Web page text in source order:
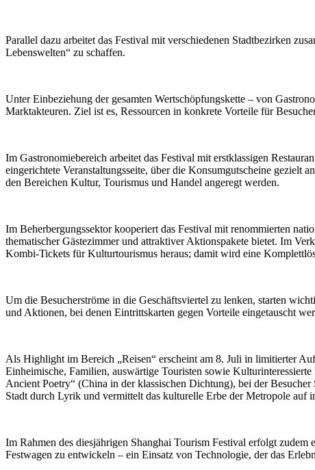
Parallel dazu arbeitet das Festival mit verschiedenen Stadtbezirken
Lebenswelten“ zu schaffen.
Unter Einbeziehung der gesamten Wertschöpfungskette – von
Marktakteuren. Ziel ist es, Ressourcen in konkrete Vorteile für
Im Gastronomiebereich arbeitet das Festival mit erstklassigen
eingerichtete Veranstaltungsseite, über die Konsumgutscheine gezielt
den Bereichen Kultur, Tourismus und Handel angeregt werden.
Im Beherbergungssektor kooperiert das Festival mit renommierten
thematischer Gästezimmer und attraktiver Aktionspakete bietet. Im
Kombi-Tickets für Kulturtourismus heraus; damit wird eine
Um die Besucherströme in die Geschäftsviertel zu lenken, starten
und Aktionen, bei denen Eintrittskarten gegen Vorteile eingetauscht
Als Highlight im Bereich „Reisen“ erscheint am 8. Juli in limitierter
Einheimische, Familien, auswärtige Touristen sowie
Ancient Poetry“ (China in der klassischen Dichtung), bei der
Stadt durch Lyrik und vermittelt das kulturelle Erbe der Metropole auf
Im Rahmen des diesjährigen Shanghai Tourism Festival erfolgt
Festwagen zu entwickeln – ein Einsatz von Technologie, der das